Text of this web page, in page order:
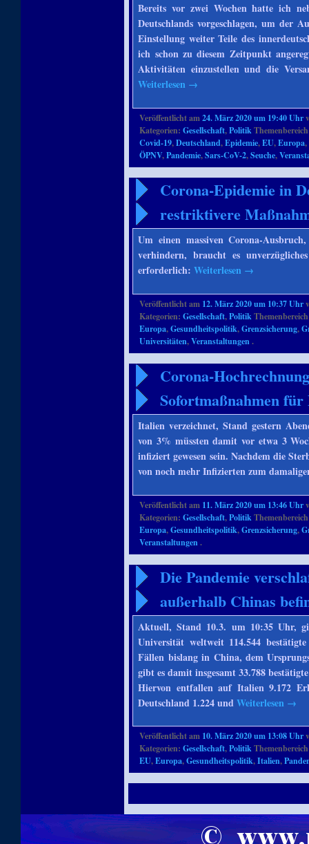
Bereits vor zwei Wochen hatte ich
Deutschlands vorgeschlagen, um der
Einstellung weiter Teile des
ich schon zu diesem Zeitpunkt
Aktivitäten einzustellen und die
Weiterlesen →
Veröffentlicht am24. März 2020 um 19:40 Uhr
Kategorien:Gesellschaft,Politik
Covid-19,Deutschland,Epidemie,EU,Europa,
ÖPNV,Pandemie,Sars-CoV-2,Seuche,
Corona-Epidemie in
restriktivere
Um einen massiven Corona-
verhindern, braucht es
erforderlich:Weiterlesen →
Veröffentlicht am 12. März 2020 um 10:37 Uhr
Kategorien:Gesellschaft,Politik
Europa,Gesundheitspolitik,Grenzsicherung,
Universitäten,Veranstaltungen.
Corona-
Sofortmaßnahmen für
Italien verzeichnet, Stand gestern
von 3% müssten damit vor etwa 3
infiziert gewesen sein. Nachdem die
von noch mehr Infizierten zum
Veröffentlicht am 11. März 2020 um 13:46 Uhr
Kategorien:Gesellschaft,Politik
Europa,Gesundheitspolitik,Grenzsicherung,
Veranstaltungen.
Die Pandemie
außerhalb Chinas
Aktuell, Stand 10.3. um 10:35 Uhr,
Universität weltweit 114.544
Fällen bislang in China, dem
gibt es damit insgesamt 33.788
Hiervon entfallen auf Italien 9.172
Deutschland 1.224 undWeiterlesen →
Veröffentlicht am 10. März 2020 um 13:08 Uhr
Kategorien:Gesellschaft,Politik
EU,Europa,Gesundheitspolitik,Italien,